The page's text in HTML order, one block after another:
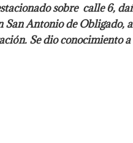
sobre calle 6,
Antonio de
Se dio conocimiento